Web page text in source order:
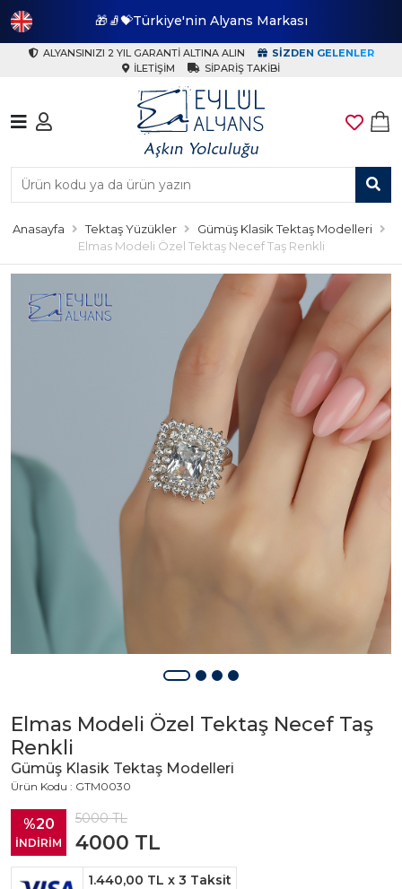
🎁🧦💝Türkiye'nin Alyans Markası
ALYANSINIZI 2 YIL GARANTI ALTINA ALIN
SIZDEN GELENLER
İLETIŞIM
SIPARIŞ TAKIBI
Anasayfa Tektaş Yüzükler
Gümüş Klasik Tektaş Modelleri
Elmas Modeli Özel Tektaş Necef Taş Renkli
Elmas Modeli Özel Tektaş Necef Taş
Renkli
Gümüş Klasik Tektaş Modelleri
Ürün Kodu : GTM0030
%20
İNDİRİM
5000TL
4000 TL
1.440,00 TL x 3 Taksit